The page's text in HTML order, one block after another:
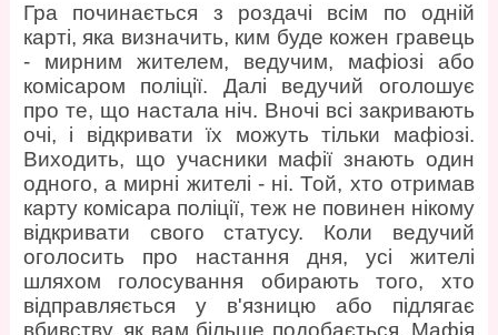
Гра починається з роздачі всім по одній
карті, яка визначить, ким буде кожен гравець
- мирним жителем, ведучим, мафіозі або
комісаром поліції. Далі ведучий оголошує
про те, що настала ніч. Вночі всі закривають
очі, і відкривати їх можуть тільки мафіозі.
Виходить, що учасники мафії знають один
одного, а мирні жителі - ні. Той, хто отримав
карту комісара поліції, теж не повинен нікому
відкривати свого статусу. Коли ведучий
оголосить про настання дня, усі жителі
шляхом голосування обирають того, хто
відправляється у в'язницю або підлягає
вбивству, як вам більше подобається. Мафія